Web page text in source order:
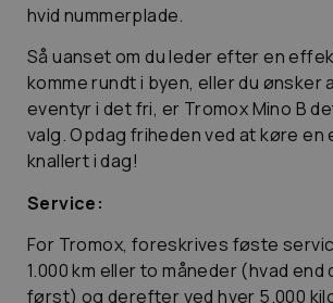
hvid nummerplade.
Så uanset om du leder efter en
komme rundt i byen, eller du ønsker
eventyr i det fri, er Tromox Mino B
valg. Opdag friheden ved at køre en
knallert i dag!
Service:
For Tromox, foreskrives føste
1.000 km eller to måneder (hvad end
først) og derefter ved hver 5.000